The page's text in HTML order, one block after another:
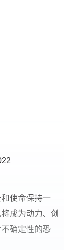
使命保持一
成为动力、创
确定性的恐